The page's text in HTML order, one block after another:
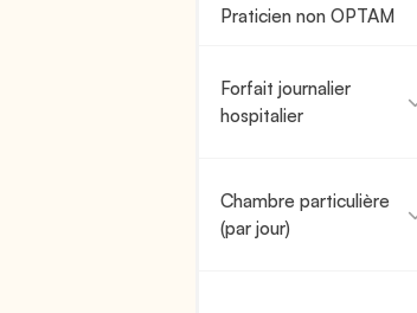
Praticien non OPTAM
Forfait journalier
hospitalier
Chambre particulière
(par jour)